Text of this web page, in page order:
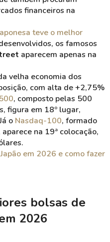
financeiros na
teve o melhor
os famosos
aparecem apenas na
velha economia dos
com alta de +2,75%
, composto pelas 500
figura em 18º lugar,
o Nasdaq-100, formado
na 19ª colocação,
em 2026 e como fazer
bolsas de
2026